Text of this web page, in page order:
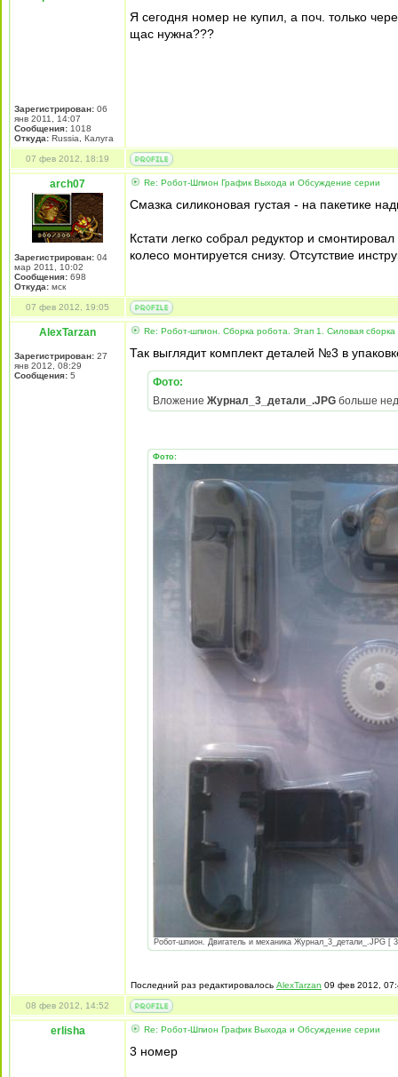
Зарегистрирован: 06
янв 2011, 14:07
Сообщения: 1018
Откуда: Russia, Калуга
Я сегодня номер не купил, а поч. только
щас нужна???
07 фев 2012, 18:19
arch07
Зарегистрирован: 04
мар 2011, 10:02
Сообщения: 698
Откуда: мск
Re: Робот-Шпион График Выхода и Обсуждение серии
Смазка силиконовая густая - на пакетике
Кстати легко собрал редуктор и
колесо монтируется снизу. Отсутствие
07 фев 2012, 19:05
AlexTarzan
Зарегистрирован: 27
янв 2012, 08:29
Сообщения: 5
Re: Робот-шпион. Сборка робота. Этап 1. Силовая сборка
Так выглядит комплект деталей №3 в
Фото:
Вложение Журнал_3_детали_.JPG больше
Фото:
Робот-шпион. Двигатель и механика Журнал_3_детали_.JPG [
Последний раз редактировалось AlexTarzan 09 фев 2012,
08 фев 2012, 14:52
erlisha Re: Робот-Шпион График Выхода и Обсуждение серии
3 номер